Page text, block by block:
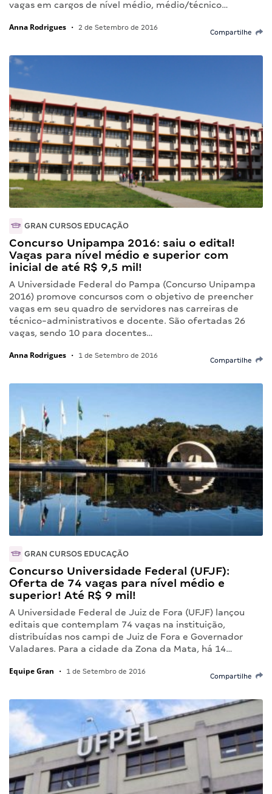
vagas em cargos de nível médio, médio/técnico…
Anna Rodrigues • 2 de Setembro de 2016
Compartilhe
GRAN CURSOS EDUCAÇÃO
Concurso Unipampa 2016: saiu o edital!
Vagas para nível médio e superior com
inicial de até R$ 9,5 mil!
A Universidade Federal do Pampa (Concurso Unipampa
2016) promove concursos com o objetivo de preencher
vagas em seu quadro de servidores nas carreiras de
técnico-administrativos e docente. São ofertadas 26
vagas, sendo 10 para docentes…
Anna Rodrigues • 1 de Setembro de 2016
Compartilhe
GRAN CURSOS EDUCAÇÃO
Concurso Universidade Federal (UFJF):
Oferta de 74 vagas para nível médio e
superior! Até R$ 9 mil!
A Universidade Federal de Juiz de Fora (UFJF) lançou
editais que contemplam 74 vagas na instituição,
distribuídas nos campi de Juiz de Fora e Governador
Valadares. Para a cidade da Zona da Mata, há 14…
Equipe Gran • 1 de Setembro de 2016
Compartilhe